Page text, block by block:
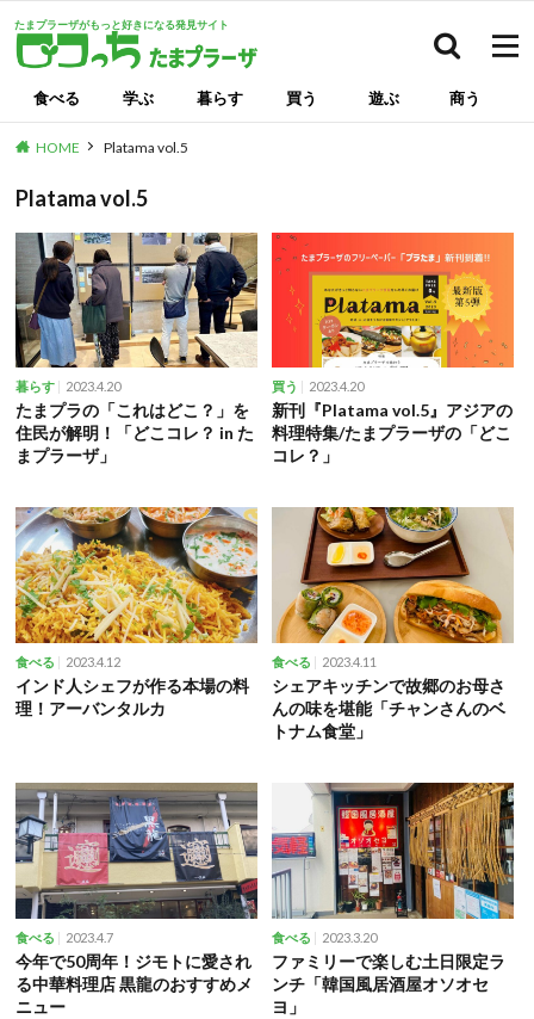
たまプラーザがもっと好きになる発見サイト
食べる 学ぶ 暮らす 買う 遊ぶ 商う
HOME Platama vol.5
Platama vol.5
暮らす 2023.4.20
たまプラの「これはどこ？」を
住民が解明！「どこコレ？ in た
まプラーザ」
買う 2023.4.20
新刊『Platama vol.5』アジアの
料理特集/たまプラーザの「どこ
コレ？」
食べる 2023.4.12
インド人シェフが作る本場の料
理！アーバンタルカ
食べる 2023.4.11
シェアキッチンで故郷のお母さ
んの味を堪能「チャンさんのベ
トナム食堂」
食べる 2023.4.7
今年で50周年！ジモトに愛され
る中華料理店 黒龍のおすすめメ
ニュー
食べる 2023.3.20
ファミリーで楽しむ土日限定ラ
ンチ「韓国風居酒屋オソオセ
ヨ」